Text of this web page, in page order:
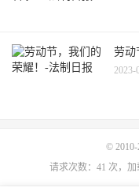
劳动
2023-
©
请求次数：41 次，